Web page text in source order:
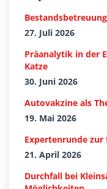
27. Juli 2026
Präanalytik in der
Katze
30. Juni 2026
Autovakzine als
19. Mai 2026
Expertenrunde
21. April 2026
Durchfall bei